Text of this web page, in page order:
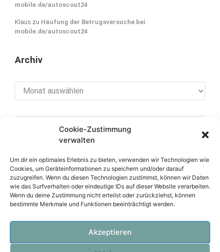
Cookie-Zustimmung
verwalten
Um dir ein optimales Erlebnis zu bieten, verwenden wir Technologien wie
Cookies, um Geräteinformationen zu speichern und/oder darauf
zuzugreifen. Wenn du diesen Technologien zustimmst, können wir Daten
wie das Surfverhalten oder eindeutige IDs auf dieser Website verarbeiten.
Wenn du deine Zustimmung nicht erteilst oder zurückziehst, können
bestimmte Merkmale und Funktionen beeinträchtigt werden.
Akzeptieren
mobile.de/autoscout24
Klaus zu Häufung der Betrugsversuche bei
mobile.de/autoscout24
Archiv
[cookies_revoke]
Über diese Seite
Datenschutzerklärung